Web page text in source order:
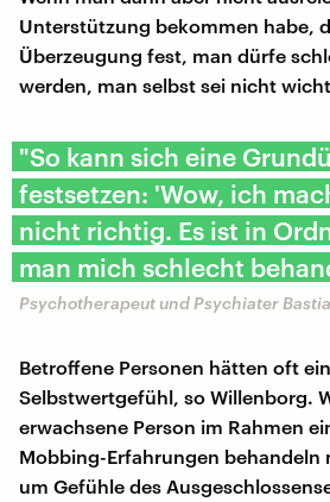
Unterstützung bekommen habe,
Überzeugung fest, man dürfe
werden, man selbst sei nicht
"So kann sich eine
festsetzen: 'Wow, ich
nicht richtig. Es ist in
man mich schlecht
Psychotherapeut und Psychiater
Betroffene Personen hätten oft
Selbstwertgefühl, so Willenborg.
erwachsene Person im Rahmen
Mobbing-Erfahrungen behandeln
um Gefühle des